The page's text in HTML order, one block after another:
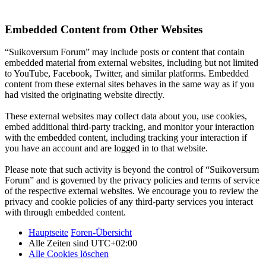
Embedded Content from Other Websites
“Suikoversum Forum” may include posts or content that contain
embedded material from external websites, including but not limited
to YouTube, Facebook, Twitter, and similar platforms. Embedded
content from these external sites behaves in the same way as if you
had visited the originating website directly.
These external websites may collect data about you, use cookies,
embed additional third-party tracking, and monitor your interaction
with the embedded content, including tracking your interaction if
you have an account and are logged in to that website.
Please note that such activity is beyond the control of “Suikoversum
Forum” and is governed by the privacy policies and terms of service
of the respective external websites. We encourage you to review the
privacy and cookie policies of any third-party services you interact
with through embedded content.
Hauptseite Foren-Übersicht
Alle Zeiten sind UTC+02:00
Alle Cookies löschen